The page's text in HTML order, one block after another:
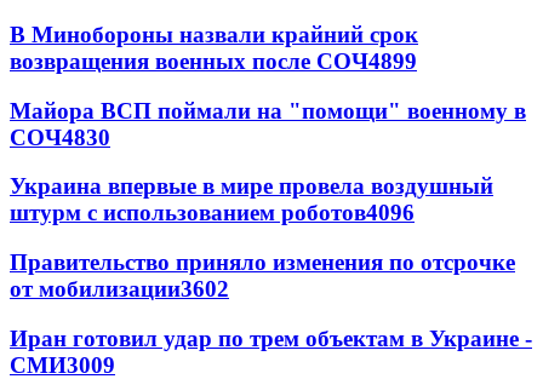
В Минобороны назвали крайний срок
возвращения военных после СОЧ4899
Майора ВСП поймали на "помощи" военному в
СОЧ4830
Украина впервые в мире провела воздушный
штурм с использованием роботов4096
Правительство приняло изменения по отсрочке
от мобилизации3602
Иран готовил удар по трем объектам в Украине -
СМИ3009